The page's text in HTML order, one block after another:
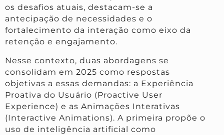
os desafios atuais, destacam-se a
antecipação de necessidades e o
fortalecimento da interação como eixo da
retenção e engajamento.
Nesse contexto, duas abordagens se
consolidam em 2025 como respostas
objetivas a essas demandas: a Experiência
Proativa do Usuário (Proactive User
Experience) e as Animações Interativas
(Interactive Animations). A primeira propõe o
uso de inteligência artificial como